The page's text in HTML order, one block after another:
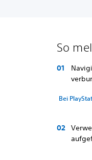
So
Bei